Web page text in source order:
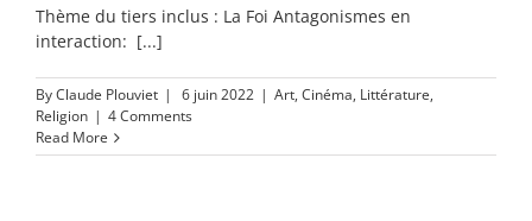
Thème du tiers inclus : La Foi Antagonismes en
interaction: [...]
ByClaude Plouviet | 6 juin 2022 | Art, Cinéma, Littérature,
Religion | 4 Comments
Read More